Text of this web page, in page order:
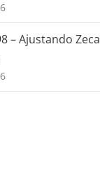
– Ajustando Zeca